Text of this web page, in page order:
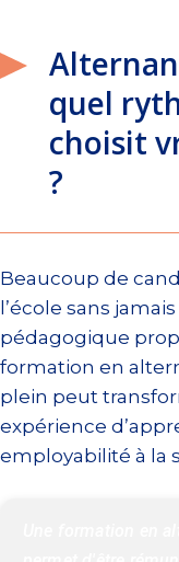
quel
choisit
?
Beaucoup de
l’école sans
pédagogique
formation en
plein peut
expérience
employabilité à la